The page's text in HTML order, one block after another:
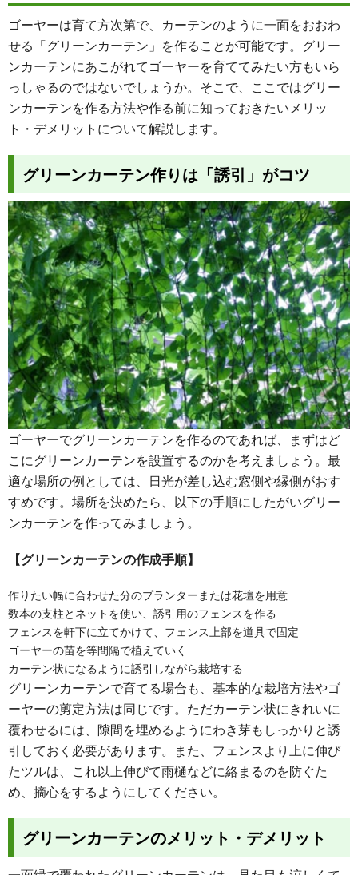
ゴーヤーは育て方次第で、カーテンのように一面をおおわ
せる「グリーンカーテン」を作ることが可能です。グリー
ンカーテンにあこがれてゴーヤーを育ててみたい方もいら
っしゃるのではないでしょうか。そこで、ここではグリー
ンカーテンを作る方法や作る前に知っておきたいメリッ
ト・デメリットについて解説します。
グリーンカーテン作りは「誘引」がコツ
ゴーヤーでグリーンカーテンを作るのであれば、まずはど
こにグリーンカーテンを設置するのかを考えましょう。最
適な場所の例としては、日光が差し込む窓側や縁側がおす
すめです。場所を決めたら、以下の手順にしたがいグリー
ンカーテンを作ってみましょう。
【グリーンカーテンの作成手順】
作りたい幅に合わせた分のプランターまたは花壇を用意
数本の支柱とネットを使い、誘引用のフェンスを作る
フェンスを軒下に立てかけて、フェンス上部を道具で固定
ゴーヤーの苗を等間隔で植えていく
カーテン状になるように誘引しながら栽培する
グリーンカーテンで育てる場合も、基本的な栽培方法やゴ
ーヤーの剪定方法は同じです。ただカーテン状にきれいに
覆わせるには、隙間を埋めるようにわき芽もしっかりと誘
引しておく必要があります。また、フェンスより上に伸び
たツルは、これ以上伸びて雨樋などに絡まるのを防ぐた
め、摘心をするようにしてください。
グリーンカーテンのメリット・デメリット